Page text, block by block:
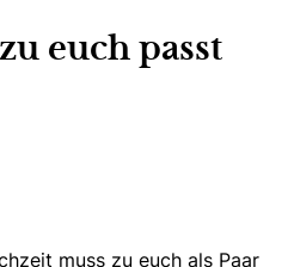
euch passt
muss zu euch als Paar